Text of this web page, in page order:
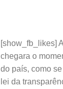
[show_fb_likes]
chegara o
do país, como
lei da